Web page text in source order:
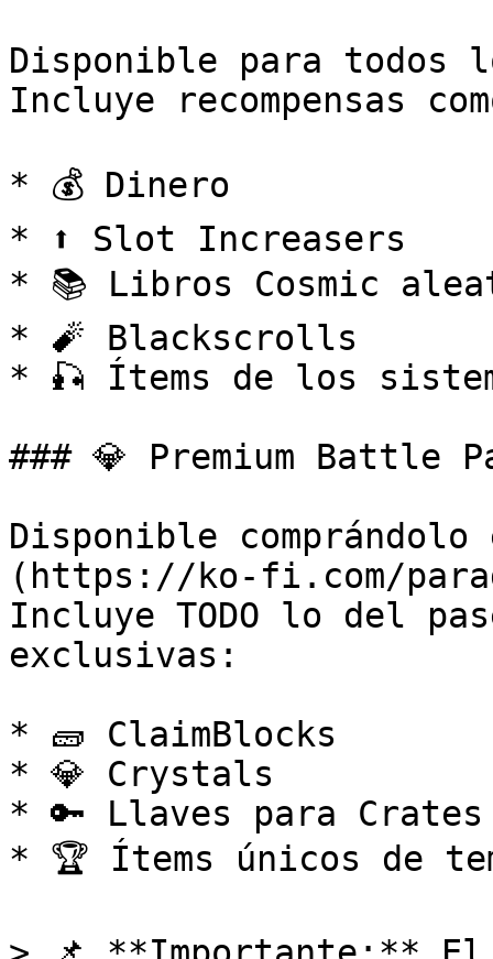
Disponible para todos
Incluye recompensas
* 💰 Dinero
* ⬆️ Slot Increasers
* 📚 Libros Cosmic
* 🧨 Blackscrolls
* 🎣 Ítems de los
### 💎 Premium Battle
Disponible
(https://ko-fi.com/
Incluye TODO lo del
exclusivas:
* 🧱 ClaimBlocks
* 💎 Crystals
* 🔑 Llaves para Crates
* 🏆 Ítems únicos de